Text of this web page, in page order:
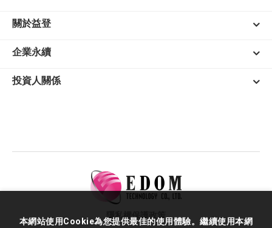
關於益登
企業永續
投資人關係
隱私權保護政策
本網站使用Cookie為您提供最佳的使用體驗。繼續使用本網